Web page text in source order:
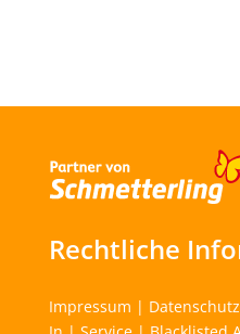
Rechtliche
Impressum |